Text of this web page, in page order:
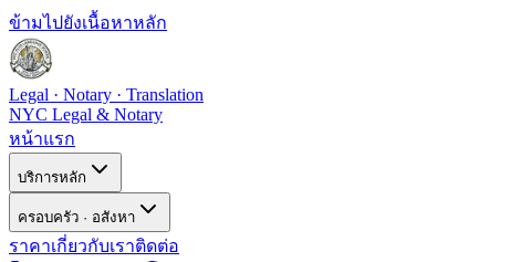
ข้ามไปยังเนื้อหาหลัก
Legal · Notary · Translation
NYC Legal & Notary
หน้าแรก
บริการหลัก
ครอบครัว · อสังหา
ราคาเกี่ยวกับเราติดต่อ